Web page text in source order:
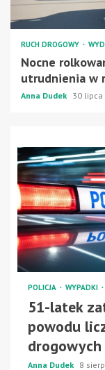
RUCH DROGOWY
Nocne
utrudnienia w
Anna Dudek 30 lipca
POLICJA WYPADKI
51-latek
powodu
drogowych
Anna Dudek 8